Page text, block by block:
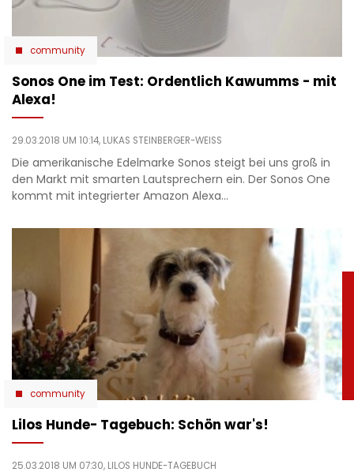
community
Sonos One im Test: Ordentlich Kawumms - mit
Alexa!
29.03.2018 UM 10:14, LUKAS STEINBERGER-WEISS
Die amerikanische Edelmarke Sonos steigt bei uns groß in
den Markt mit smarten Lautsprechern ein. Der Sonos One
kommt mit integrierter Amazon Alexa…
community
Lilos Hunde- Tagebuch: Schön war's!
25.03.2018 UM 07:30, LILOS HUNDE-TAGEBUCH